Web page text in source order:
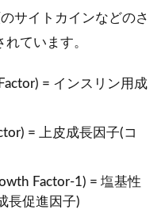
サイトカインなどのさ
ています。
= インスリン用成
= 上皮成長因子(コ
Factor-1) = 塩基性
長促進因子)